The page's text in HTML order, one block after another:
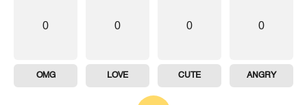
0
ANGRY
0
CUTE
0
LOVE
0
OMG